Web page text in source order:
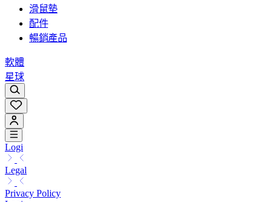
滑鼠墊
配件
暢銷產品
軟體
星球
Logi
Legal
Privacy Policy